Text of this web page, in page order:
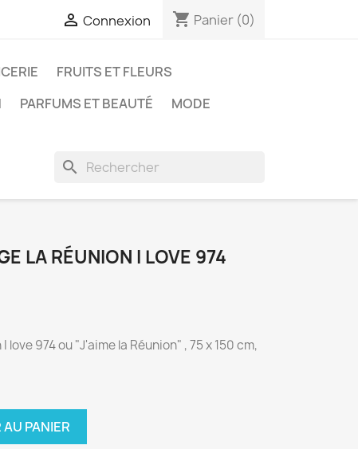
 Connexion shopping_cart Panier (0)
FRUITS ET FLEURS
PARFUMS ET BEAUTÉ
MODE
search
LA RÉUNION I LOVE 974
974 ou "J'aime la Réunion" , 75 x 150 cm,
PANIER